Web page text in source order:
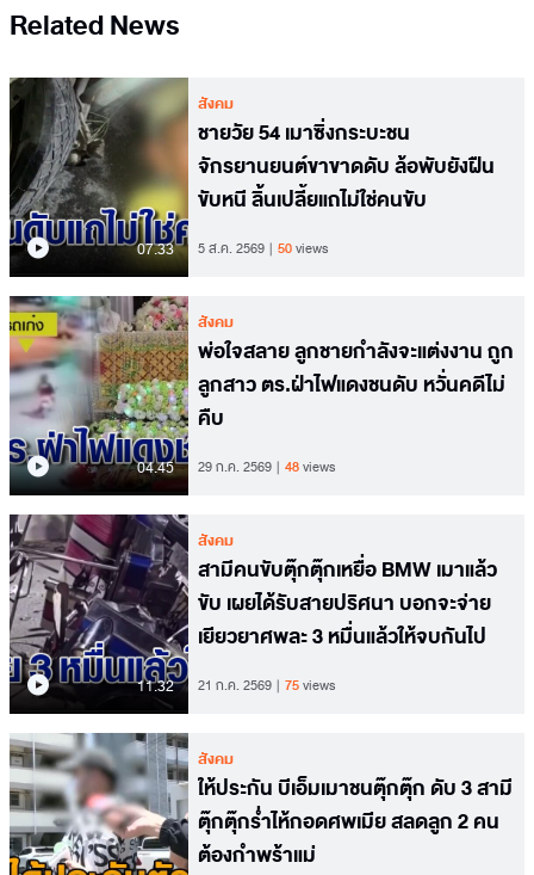
Related News
07.33
สังคม
ชายวัย 54 เมาซิ่งกระบะชน
จักรยานยนต์ขาขาดดับ ล้อพับยังฝืน
ขับหนี ลิ้นเปลี้ยแถไม่ใช่คนขับ
5 ส.ค. 2569 50views
04.45
สังคม
พ่อใจสลาย ลูกชายกำลังจะแต่งงาน ถูก
ลูกสาว ตร.ฝ่าไฟแดงชนดับ หวั่นคดีไม่
คืบ
29 ก.ค. 2569 48views
11.32
สังคม
สามีคนขับตุ๊กตุ๊กเหยื่อ BMW เมาแล้ว
ขับ เผยได้รับสายปริศนา บอกจะจ่าย
เยียวยาศพละ 3 หมื่นแล้วให้จบกันไป
21 ก.ค. 2569 75views
สังคม
ให้ประกัน บีเอ็มเมาชนตุ๊กตุ๊ก ดับ 3 สามี
ตุ๊กตุ๊กร่ำไห้กอดศพเมีย สลดลูก 2 คน
ต้องกำพร้าแม่